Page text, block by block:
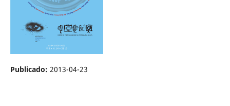
Publicado: 2013-04-23